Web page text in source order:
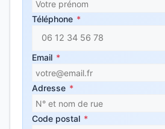
Téléphone *
Email *
Adresse *
Code postal *